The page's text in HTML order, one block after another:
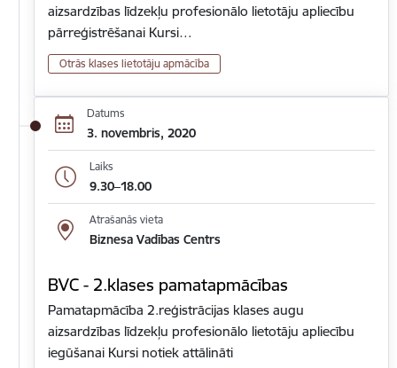
aizsardzības līdzekļu profesionālo lietotāju apliecību
pārreģistrēšanai Kursi…
Otrās klases lietotāju apmācība
Datums
3. novembris, 2020
Laiks
9.30–18.00
Atrašanās vieta
Biznesa Vadības Centrs
BVC - 2.klases pamatapmācības
Pamatapmācība 2.reģistrācijas klases augu
aizsardzības līdzekļu profesionālo lietotāju apliecību
iegūšanai Kursi notiek attālināti